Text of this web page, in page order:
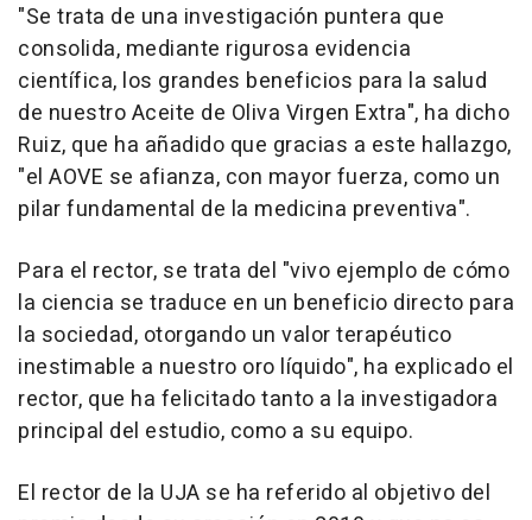
"Se trata de una investigación puntera que
consolida, mediante rigurosa evidencia
científica, los grandes beneficios para la salud
de nuestro Aceite de Oliva Virgen Extra", ha dicho
Ruiz, que ha añadido que gracias a este hallazgo,
"el AOVE se afianza, con mayor fuerza, como un
pilar fundamental de la medicina preventiva".
Para el rector, se trata del "vivo ejemplo de cómo
la ciencia se traduce en un beneficio directo para
la sociedad, otorgando un valor terapéutico
inestimable a nuestro oro líquido", ha explicado el
rector, que ha felicitado tanto a la investigadora
principal del estudio, como a su equipo.
El rector de la UJA se ha referido al objetivo del